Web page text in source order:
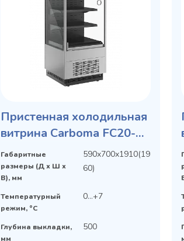
Пристенная холодильная
витрина Carboma FC20-07
VM 0,6-1 LIGHT фронт X0
Габаритные
размеры (Д х Ш х
В), мм
590х700х1910(19
60)
Температурный
режим, °C
0...+7
Глубина выкладки,
мм
500